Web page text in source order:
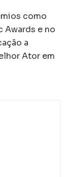
como
Awards e no
a
Ator em